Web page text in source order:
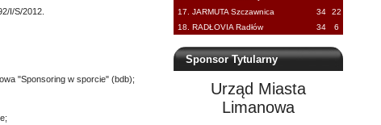
17. JARMUTA Szczawnica
34
22
18. RADŁOVIA Radłów
34 6
Sponsor Tytularny
Urząd Miasta
Limanowa
I/S/2012.
"Sponsoring w sporcie" (bdb);